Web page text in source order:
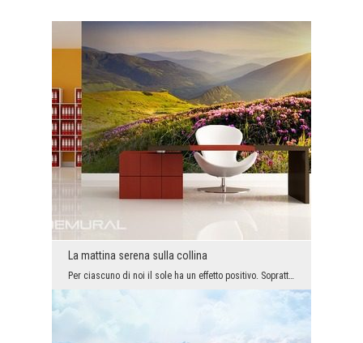
La mattina serena sulla collina
Per ciascuno di noi il sole ha un effetto positivo. Soprattutto quando abbiamo la possibilità di ...